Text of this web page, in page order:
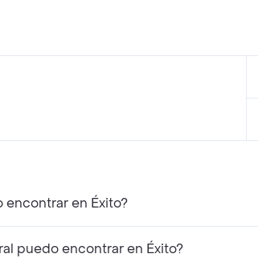
en Éxito?
puedo encontrar en Éxito?